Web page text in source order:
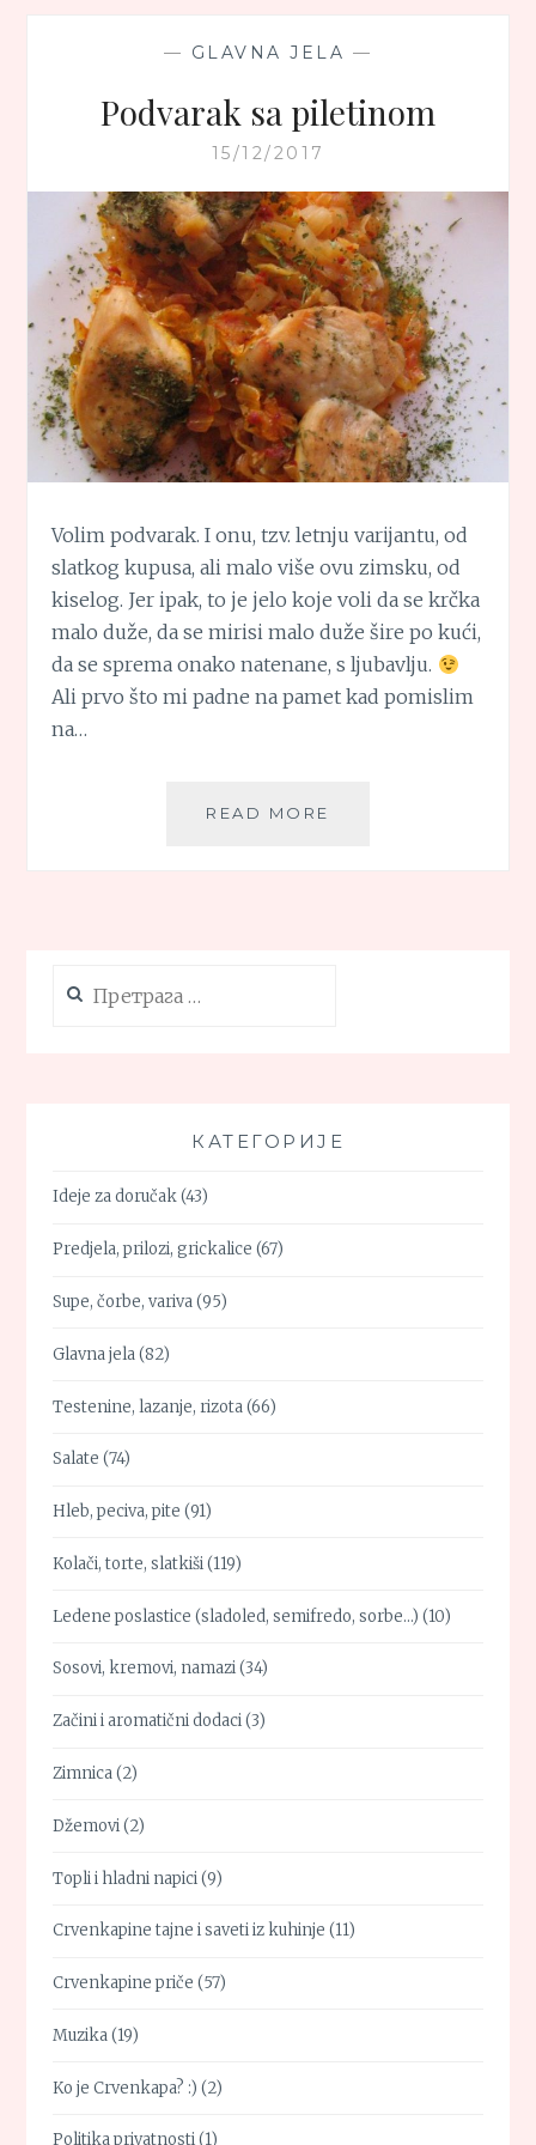
— GLAVNA JELA —
Podvarak sa piletinom
15/12/2017
Volim podvarak. I onu, tzv. letnju varijantu, od
slatkog kupusa, ali malo više ovu zimsku, od
kiselog. Jer ipak, to je jelo koje voli da se krčka
malo duže, da se mirisi malo duže šire po kući,
da se sprema onako natenane, s ljubavlju.
Ali prvo što mi padne na pamet kad pomislim
na…
READ MORE
за:
КАТЕГОРИЈЕ
Ideje za doručak(43)
Predjela, prilozi, grickalice (67)
Supe, čorbe, variva(95)
Glavna jela(82)
Testenine, lazanje, rizota(66)
Salate (74)
Hleb, peciva, pite (91)
Kolači, torte, slatkiši(119)
Ledene poslastice (sladoled, semifredo, sorbe…) (10)
Sosovi, kremovi, namazi(34)
Začini i aromatični dodaci(3)
Zimnica(2)
Džemovi(2)
Topli i hladni napici(9)
Crvenkapine tajne i saveti iz kuhinje (11)
Crvenkapine priče (57)
Muzika(19)
Ko je Crvenkapa? :) (2)
Politika privatnosti(1)